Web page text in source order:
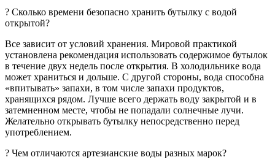
? Сколько времени безопасно хранить бутылку c водой
открытой?
Все зависит от условий хранения. Мировой практикой
установлена рекомендация использовать содержимое бутылок
в течение двух недель после открытия. В холодильнике вода
может храниться и дольше. С другой стороны, вода способна
«впитывать» запахи, в том числе запахи продуктов,
хранящихся рядом. Лучше всего держать воду закрытой и в
затемненном месте, чтобы не попадали солнечные лучи.
Желательно открывать бутылку непосредственно перед
употреблением.
? Чем отличаются артезианские воды разных марок?